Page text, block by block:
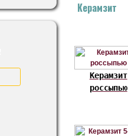
Керамзит
Керамзит
россыпью